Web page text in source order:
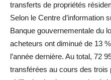
transferts de propriétés
Selon le Centre d’information
Banque gouvernementale du
acheteurs ont diminué de 13
l’année dernière. Au total, 72
transférées au cours des trois